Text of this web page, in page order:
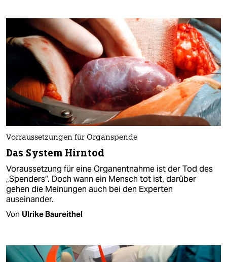
Vorraussetzungen für Organspende
Das System Hirntod
Voraussetzung für eine Organentnahme ist der Tod des
„Spenders“. Doch wann ein Mensch tot ist, darüber
gehen die Meinungen auch bei den Experten
auseinander.
Von Ulrike Baureithel